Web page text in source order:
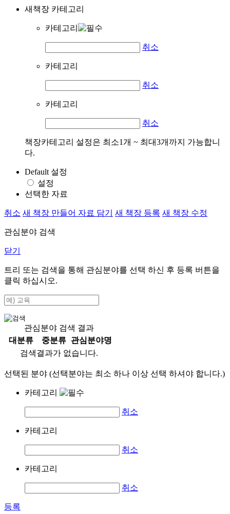
새책장 카테고리
카테고리
취소
카테고리
취소
카테고리
취소
책장카테고리 설정은 최소1개 ~ 최대3개까지 가능합니
다.
Default 설정
설정
선택한 자료
취소 새 책장 만들어 자료 담기 새 책장 등록 새 책장 수정
관심분야 검색
닫기
트리 또는 검색을 통해 관심분야를 선택 하신 후 등록 버튼을
클릭 하십시오.
관심분야 검색 결과
대분류
중분류
관심분야명
검색결과가 없습니다.
선택된 분야 (선택분야는 최소 하나 이상 선택 하셔야 합니다.)
카테고리
취소
카테고리
취소
카테고리
취소
등록